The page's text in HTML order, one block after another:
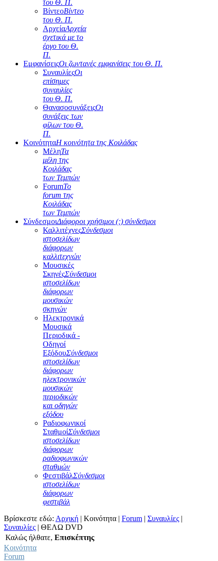
του Θ. Π.
ΒίντεοΒίντεο
του Θ. Π.
ΑρχείαΑρχεία
σχετικά με το
έργο του Θ.
Π.
ΕμφανίσειςΟι ζωντανές εμφανίσεις του Θ. Π.
ΣυναυλίεςΟι
επίσημες
συναυλίες
του Θ. Π.
ΘανασοσυνάξειςΟι
συνάξεις των
φίλων του Θ.
Π.
ΚοινότηταΗ κοινότητα της Κοιλάδας
ΜέληΤα
μέλη της
Κοιλάδας
των Τεμπών
ForumΤο
forum της
Κοιλάδας
των Τεμπών
ΣύνδεσμοιΔιάφοροι χρήσιμοι (;) σύνδεσμοι
ΚαλλιτέχνεςΣύνδεσμοι
ιστοσελίδων
διάφορων
καλλιτεχνών
Μουσικές
ΣκηνέςΣύνδεσμοι
ιστοσελίδων
διάφορων
μουσικών
σκηνών
Ηλεκτρονικά
Μουσικά
Περιοδικά -
Οδηγοί
ΕξόδουΣύνδεσμοι
ιστοσελίδων
διάφορων
ηλεκτρονικών
μουσικών
περιοδικών
και οδηγών
εξόδου
Ραδιοφωνικοί
ΣταθμοίΣύνδεσμοι
ιστοσελίδων
διάφορων
ραδιοφωνικών
σταθμών
ΦεστιβάλΣύνδεσμοι
ιστοσελίδων
διάφορων
φεστιβάλ
Βρίσκεστε εδώ: Αρχική | Κοινότητα | Forum | Συναυλίες |
Συναυλίες | ΘΕΛΩ DVD
Καλώς ήλθατε, Επισκέπτης
Κοινότητα
Forum